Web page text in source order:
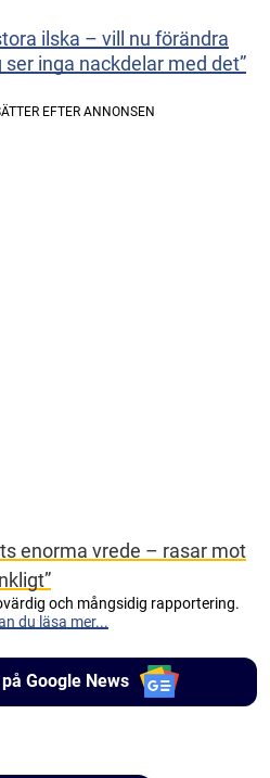
ilska – vill nu förändra
ser inga nackdelar med det”
enorma vrede – rasar mot
och mångsidig rapportering.
du läsa mer...
Google News